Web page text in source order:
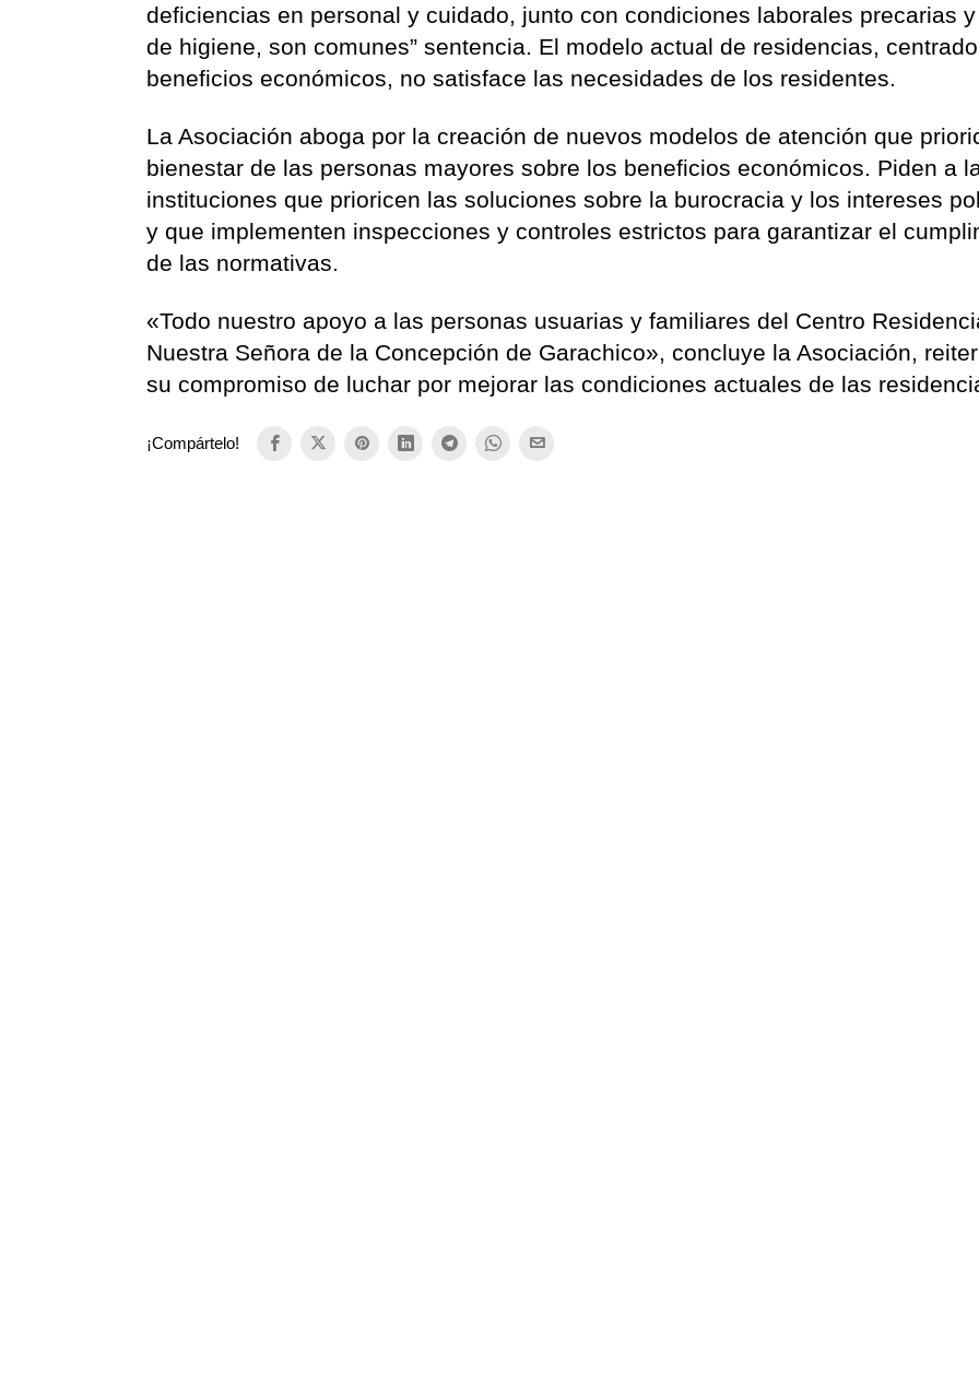
deficiencias en personal y cuidado, junto con condiciones laborales precarias
de higiene, son comunes” sentencia. El modelo actual de residencias,
beneficios económicos, no satisface las necesidades de los residentes.
La Asociación aboga por la creación de nuevos modelos de atención que
bienestar de las personas mayores sobre los beneficios económicos. Piden a
instituciones que prioricen las soluciones sobre la burocracia y los intereses
y que implementen inspecciones y controles estrictos para garantizar el
de las normativas.
«Todo nuestro apoyo a las personas usuarias y familiares del Centro
Nuestra Señora de la Concepción de Garachico», concluye la Asociación,
su compromiso de luchar por mejorar las condiciones actuales de las
¡Compártelo!